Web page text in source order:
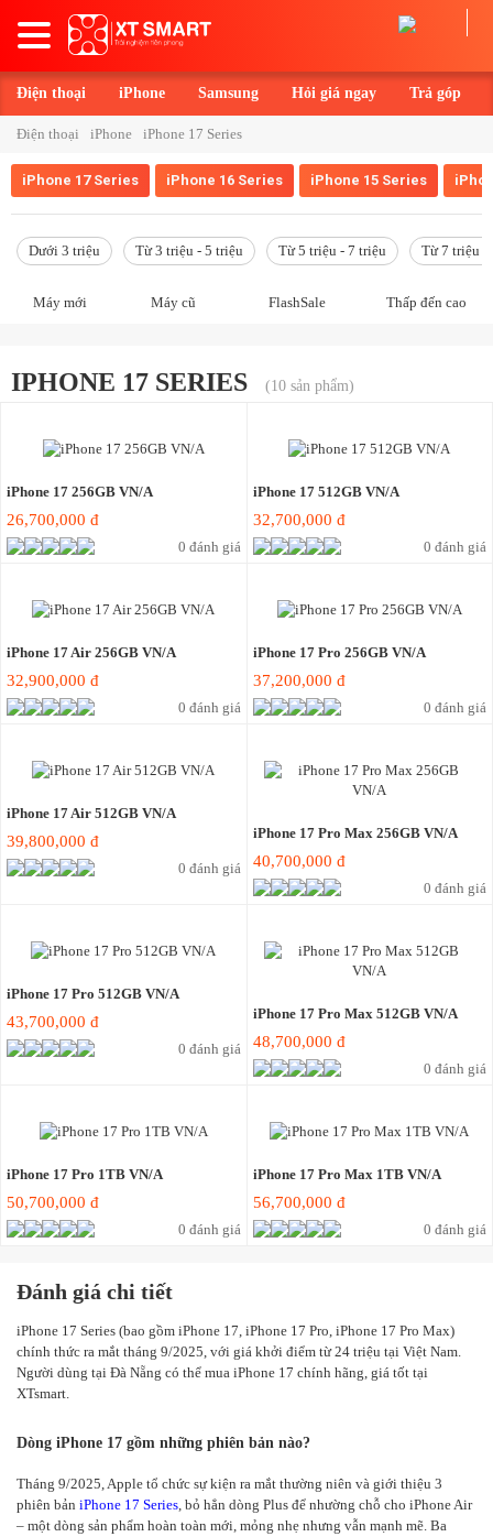
Toggle
navigation
Điện thoại iPhone Samsung Hỏi giá ngay Trả góp
Điện thoại iPhone iPhone 17 Series
iPhone 17 Series iPhone 16 Series iPhone 15 Series
Dưới 3 triệu Từ 3 triệu - 5 triệu Từ 5 triệu - 7 triệu Từ 7 triệu -
Máy mới Máy cũ FlashSale Thấp đến cao
IPHONE 17 SERIES (10 sản phẩm)
iPhone 17 256GB VN/A
26,700,000 đ
0 đánh giá
iPhone 17 512GB VN/A
32,700,000 đ
0 đánh giá
iPhone 17 Air 256GB VN/A
32,900,000 đ
0 đánh giá
iPhone 17 Pro 256GB VN/A
37,200,000 đ
0 đánh giá
iPhone 17 Air 512GB VN/A
39,800,000 đ
0 đánh giá
iPhone 17 Pro Max 256GB VN/A
40,700,000 đ
0 đánh giá
iPhone 17 Pro 512GB VN/A
43,700,000 đ
0 đánh giá
iPhone 17 Pro Max 512GB VN/A
48,700,000 đ
0 đánh giá
iPhone 17 Pro 1TB VN/A
50,700,000 đ
0 đánh giá
iPhone 17 Pro Max 1TB VN/A
56,700,000 đ
0 đánh giá
Đánh giá chi tiết
iPhone 17 Series (bao gồm iPhone 17, iPhone 17 Pro, iPhone 17 Pro Max)
chính thức ra mắt tháng 9/2025, với giá khởi điểm từ 24 triệu tại Việt Nam.
Người dùng tại Đà Nẵng có thể mua iPhone 17 chính hãng, giá tốt tại
XTsmart.
Dòng iPhone 17 gồm những phiên bản nào?
Tháng 9/2025, Apple tổ chức sự kiện ra mắt thường niên và giới thiệu 3
phiên bản iPhone 17 Series, bỏ hẳn dòng Plus để nhường chỗ cho iPhone Air
– một dòng sản phẩm hoàn toàn mới, mỏng nhẹ nhưng vẫn mạnh mẽ. Ba